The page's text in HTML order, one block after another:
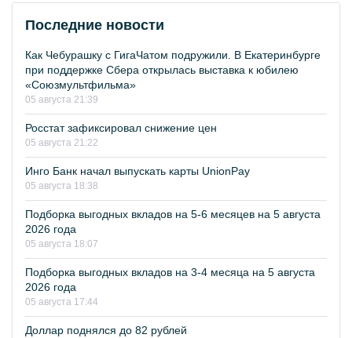
Последние новости
Как Чебурашку с ГигаЧатом подружили. В Екатеринбурге
при поддержке Сбера открылась выставка к юбилею
«Союзмультфильма»
05 августа 21:39
Росстат зафиксировал снижение цен
05 августа 21:22
Инго Банк начал выпускать карты UnionPay
05 августа 18:38
Подборка выгодных вкладов на 5-6 месяцев на 5 августа
2026 года
05 августа 18:07
Подборка выгодных вкладов на 3-4 месяца на 5 августа
2026 года
05 августа 17:44
Доллар поднялся до 82 рублей